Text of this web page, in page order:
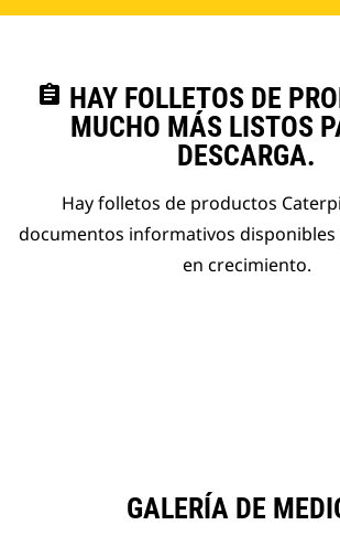
assignment HAY FOLLETOS DE
MUCHO MÁS LISTOS
DESCARGA.
Hay folletos de productos
documentos informativos disponibles
en crecimiento.
GALERÍA DE